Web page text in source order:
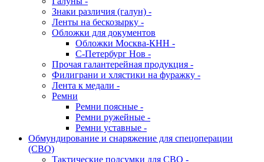
Знаки различия (галун) -
Ленты на бескозырку -
Обложки для документов
Обложки Москва-КНН -
С-Петербург Нов -
Прочая галантерейная продукция -
Филиграни и хлястики на фуражку -
Лента к медали -
Ремни
Ремни поясные -
Ремни ружейные -
Ремни уставные -
Обмундирование и снаряжение для спецоперации
(СВО)
Тактические подсумки для СВО -